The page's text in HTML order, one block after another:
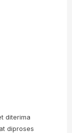
diterima
diproses